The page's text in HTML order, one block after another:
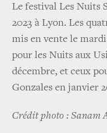
Le festival Les Nuits
2023 à Lyon. Les
mis en vente le
pour les Nuits aux
décembre, et ceux
Gonzales en janvier
Crédit photo : Sanam